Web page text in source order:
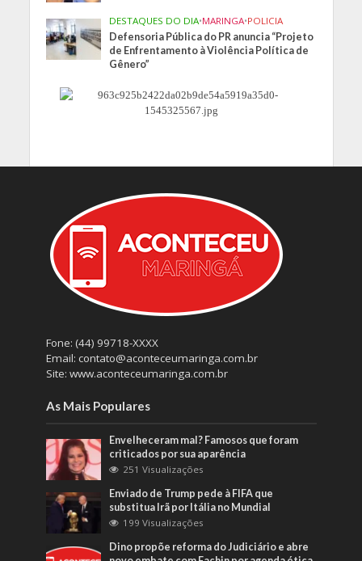
DESTAQUES DO DIA•MARINGA•POLICIA
Defensoria Pública do PR anuncia “Projeto
de Enfrentamento à Violência Política de
Gênero”
Fone: (44) 99718-XXXX
Email: contato@aconteceumaringa.com.br
Site: www.aconteceumaringa.com.br
As Mais Populares
Envelheceram mal? Famosos que foram
criticados por sua aparência
251 Visualizações
Enviado de Trump pede à FIFA que
substitua Irã por Itália no Mundial
199 Visualizações
Dino propõe reforma do Judiciário e abre